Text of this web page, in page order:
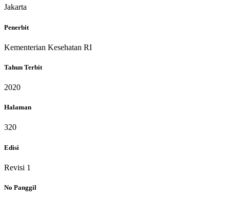
Jakarta
Penerbit
Kementerian Kesehatan RI
Tahun Terbit
2020
Halaman
320
Edisi
Revisi 1
No Panggil